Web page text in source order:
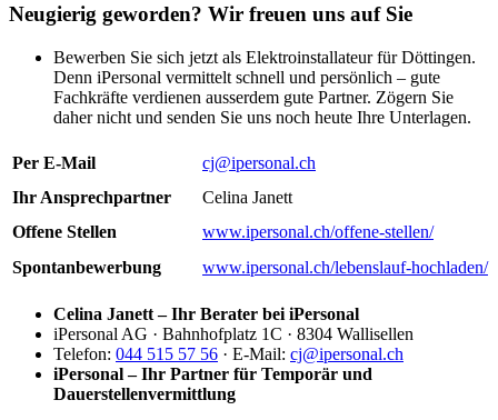
Neugierig geworden? Wir freuen uns auf Sie
Bewerben Sie sich jetzt als Elektroinstallateur für Döttingen.
Denn iPersonal vermittelt schnell und persönlich – gute
Fachkräfte verdienen ausserdem gute Partner. Zögern Sie
daher nicht und senden Sie uns noch heute Ihre Unterlagen.
Per E-Mail
cj@ipersonal.ch
Ihr Ansprechpartner
Celina Janett
Offene Stellen
www.ipersonal.ch/offene-stellen/
Spontanbewerbung
www.ipersonal.ch/lebenslauf-hochladen/
Celina Janett – Ihr Berater bei iPersonal
iPersonal AG · Bahnhofplatz 1C · 8304 Wallisellen
Telefon: 044 515 57 56 · E-Mail: cj@ipersonal.ch
iPersonal – Ihr Partner für Temporär und
Dauerstellenvermittlung